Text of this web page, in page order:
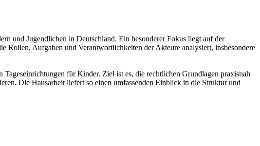
und Jugendlichen in Deutschland. Ein besonderer Fokus liegt auf der
Aufgaben und Verantwortlichkeiten der Akteure analysiert, insbesondere
für Kinder. Ziel ist es, die rechtlichen Grundlagen praxisnah
Die Hausarbeit liefert so einen umfassenden Einblick in die Struktur und